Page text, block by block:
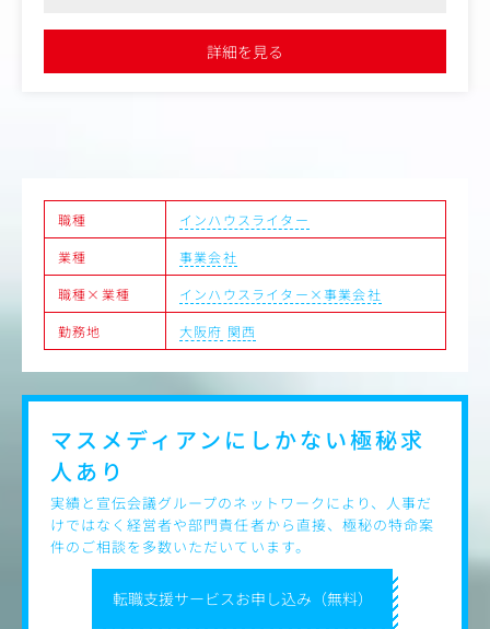
りますので、近いバックグラウンドの方同士で連携しながら、業
務を進めていっていただけます
●残業少なめ、相当数の産休・育休実績など、長期的なキャリア
詳細を見る
職種
インハウスライター
業種
事業会社
職種×業種
インハウスライター×事業会社
勤務地
大阪府 関西
転職支援サービスお申し込み（無料）
マスメディアンにしかない極秘求
人あり
実績と宣伝会議グループのネットワークにより、人事だ
けではなく経営者や部門責任者から直接、極秘の特命案
件のご相談を多数いただいています。